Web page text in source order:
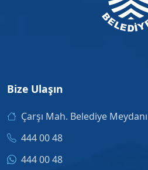
Bize Ulaşın
Çarşı Mah. Belediye
444 00 48
444 00 48